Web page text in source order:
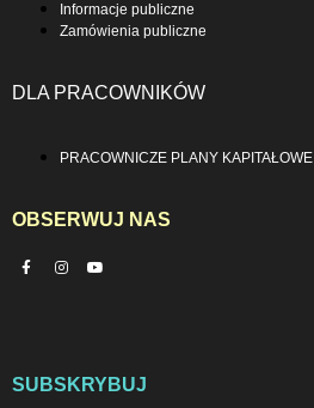
Informacje publiczne
Zamówienia publiczne
DLA PRACOWNIKÓW
PRACOWNICZE PLANY KAPITAŁOWE
OBSERWUJ NAS
SUBSKRYBUJ